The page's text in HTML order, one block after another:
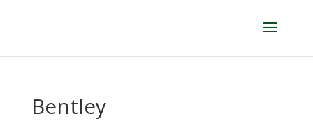
Bentley